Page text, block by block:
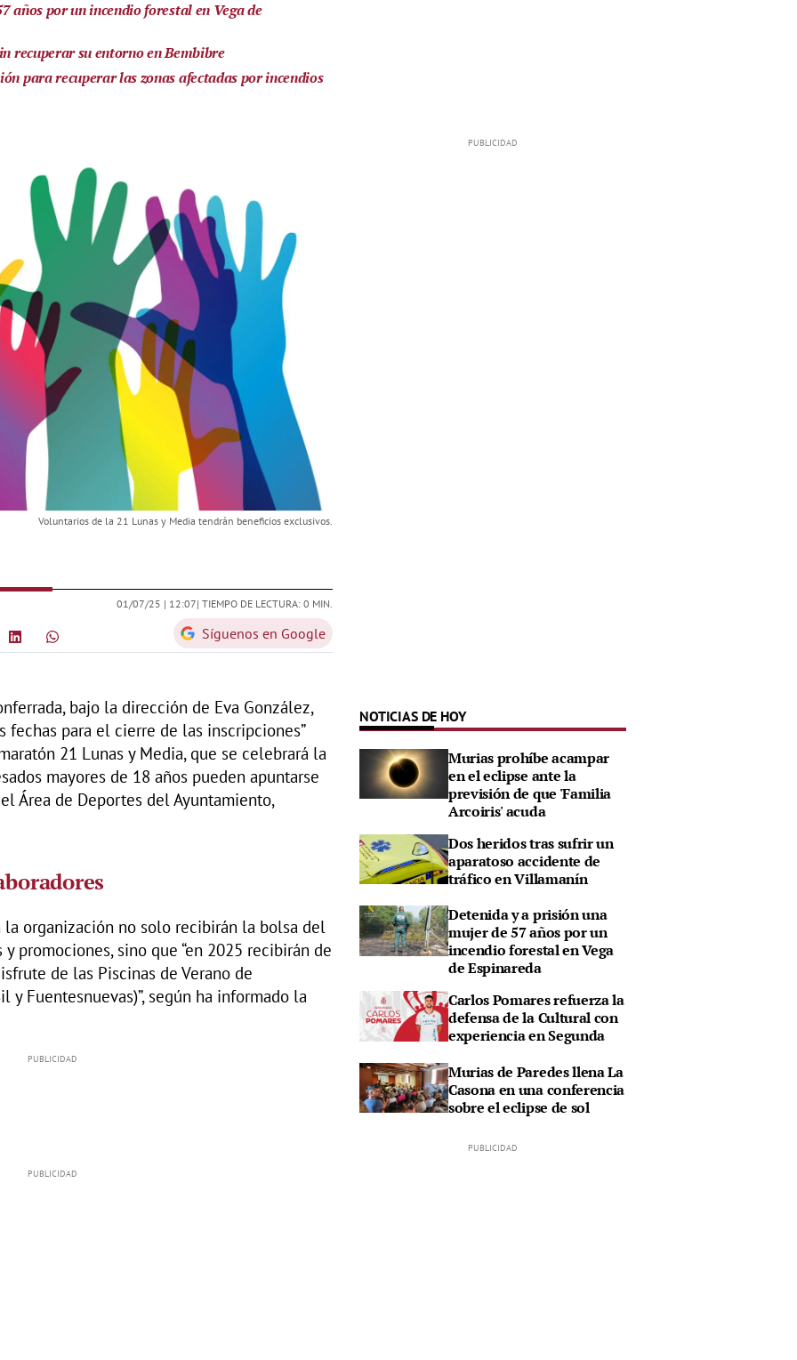
años por un incendio forestal en Vega de
recuperar su entorno en Bembibre
para recuperar las zonas afectadas por incendios
Voluntarios de la 21 Lunas y Media tendrán beneficios exclusivos.
01/07/25 | 12:07| TIEMPO DE LECTURA: 0 MIN.
Síguenos en Google
bajo la dirección de Eva González,
fechas para el cierre de las inscripciones”
21 Lunas y Media, que se celebrará la
mayores de 18 años pueden apuntarse
Área de Deportes del Ayuntamiento,
la organización no solo recibirán la bolsa del
promociones, sino que “en 2025 recibirán de
de las Piscinas de Verano de
y Fuentesnuevas)”, según ha informado la
NOTICIAS DE HOY
Murias prohíbe acampar
en el eclipse ante la
previsión de que 'Familia
Arcoiris' acuda
Dos heridos tras sufrir un
aparatoso accidente de
tráfico en Villamanín
Detenida y a prisión una
mujer de 57 años por un
incendio forestal en Vega
de Espinareda
Carlos Pomares refuerza la
defensa de la Cultural con
experiencia en Segunda
Murias de Paredes llena La
Casona en una conferencia
sobre el eclipse de sol